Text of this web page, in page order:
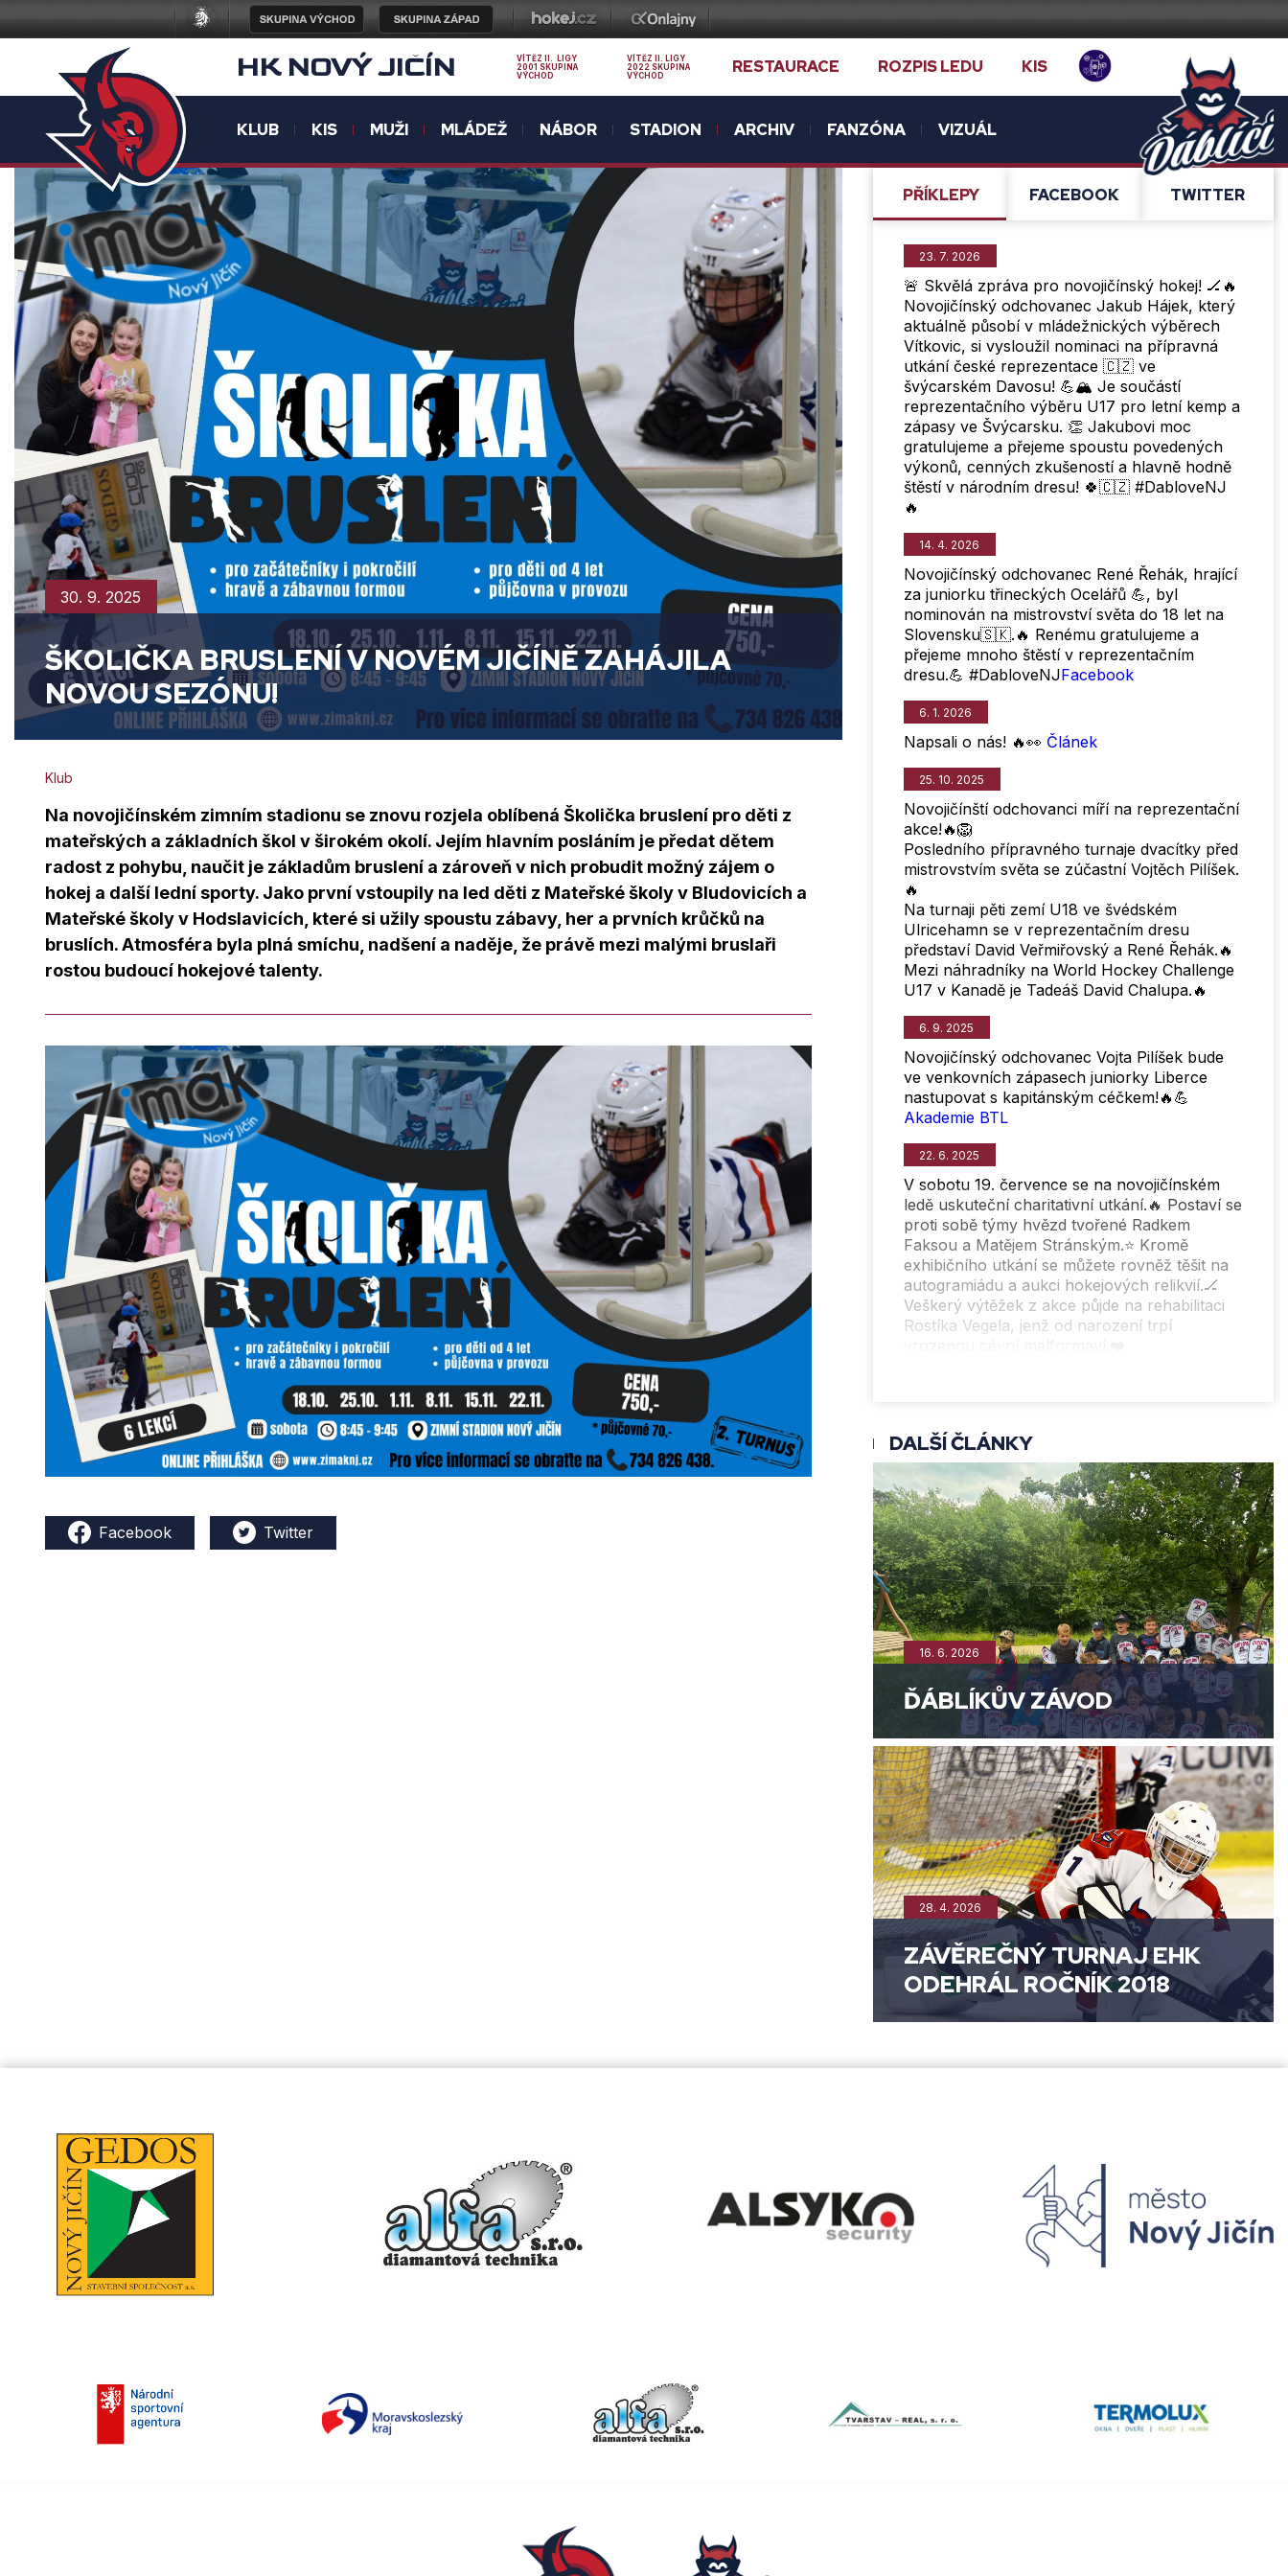
HK NOVÝ JIČÍN
VÍTĚZ II. LIGY
2001 SKUPINA
VÝCHOD
VÍTĚZ II. LIGY
2022 SKUPINA
VÝCHOD
RESTAURACE ROZPIS LEDU KIS
KLUB KIS MUŽI MLÁDEŽ NÁBOR STADION ARCHIV FANZÓNA VIZUÁL
30. 9. 2025
ŠKOLIČKA BRUSLENÍ V NOVÉM JIČÍNĚ ZAHÁJILA
NOVOU SEZÓNU!
Klub
Na novojičínském zimním stadionu se znovu rozjela oblíbená Školička bruslení pro děti z
mateřských a základních škol v širokém okolí. Jejím hlavním posláním je předat dětem
radost z pohybu, naučit je základům bruslení a zároveň v nich probudit možný zájem o
hokej a další lední sporty. Jako první vstoupily na led děti z Mateřské školy v Bludovicích a
Mateřské školy v Hodslavicích, které si užily spoustu zábavy, her a prvních krůčků na
bruslích. Atmosféra byla plná smíchu, nadšení a naděje, že právě mezi malými bruslaři
rostou budoucí hokejové talenty.
Facebook Twitter
PŘÍ­KLEPY FACEBOOK TWITTER
23. 7. 2026
🚨 Skvělá zpráva pro novojičínský hokej! 🏒🔥
Novojičínský odchovanec Jakub Hájek, který
aktuálně působí v mládežnických výběrech
Vítkovic, si vysloužil nominaci na přípravná
utkání české reprezentace 🇨🇿 ve
švýcarském Davosu! 💪🏔️ Je součástí
reprezentačního výběru U17 pro letní kemp a
zápasy ve Švýcarsku. 👏 Jakubovi moc
gratulujeme a přejeme spoustu povedených
výkonů, cenných zkušeností a hlavně hodně
štěstí v národním dresu! 🍀🇨🇿 #DabloveNJ
🔥
14. 4. 2026
Novojičínský odchovanec René Řehák, hrající
za juniorku třineckých Ocelářů 💪, byl
nominován na mistrovství světa do 18 let na
Slovensku🇸🇰.🔥 Renému gratulujeme a
přejeme mnoho štěstí v reprezentačním
dresu.💪 #DabloveNJFacebook
6. 1. 2026
Napsali o nás! 🔥👀 Článek
25. 10. 2025
Novojičínští odchovanci míří na reprezentační
akce!🔥🦁
Posledního přípravného turnaje dvacítky před
mistrovstvím světa se zúčastní Vojtěch Pilíšek.
🔥
Na turnaji pěti zemí U18 ve švédském
Ulricehamn se v reprezentačním dresu
představí David Veřmiřovský a René Řehák.🔥
Mezi náhradníky na World Hockey Challenge
U17 v Kanadě je Tadeáš David Chalupa.🔥
6. 9. 2025
Novojičínský odchovanec Vojta Pilíšek bude
ve venkovních zápasech juniorky Liberce
nastupovat s kapitánským céčkem!🔥💪
Akademie BTL
22. 6. 2025
V sobotu 19. července se na novojičínském
ledě uskuteční charitativní utkání.🔥 Postaví se
proti sobě týmy hvězd tvořené Radkem
Faksou a Matějem Stránským.⭐ Kromě
exhibičního utkání se můžete rovněž těšit na
autogramiádu a aukci hokejových relikvií.🏒
Veškerý výtěžek z akce půjde na rehabilitaci
Rostíka Vegela, jenž od narození trpí
DALŠÍ ČLÁNKY
16. 6. 2026
ĎÁBLÍKŮV ZÁVOD
28. 4. 2026
ZÁVĚREČNÝ TURNAJ EHK
ODEHRÁL ROČNÍK 2018